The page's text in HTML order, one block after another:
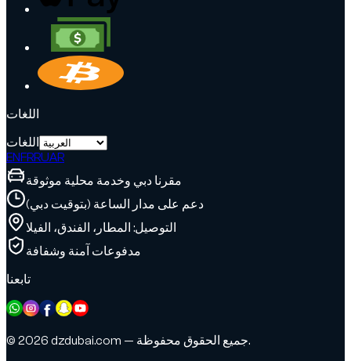
اللغات
اللغات
ENFRRUAR
مقرنا دبي وخدمة محلية موثوقة
دعم على مدار الساعة (بتوقيت دبي)
التوصيل: المطار، الفندق، الفيلا
مدفوعات آمنة وشفافة
تابعنا
© 2026 dzdubai.com — جميع الحقوق محفوظة.